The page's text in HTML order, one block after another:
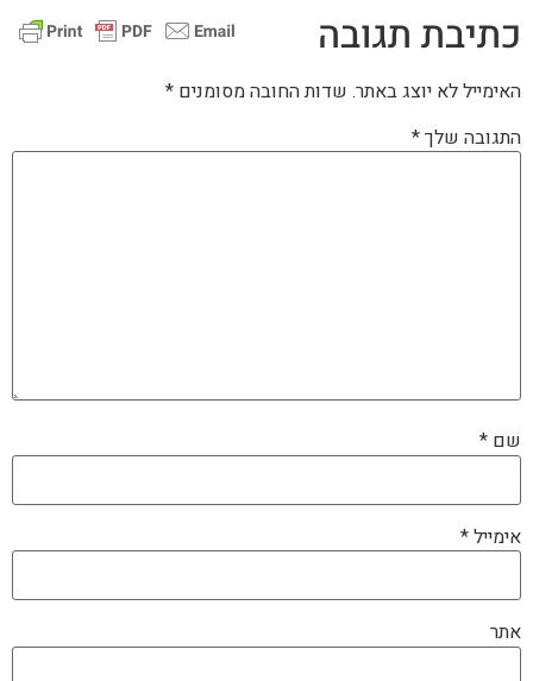
כתיבת תגובה
האימייל לא יוצג באתר. שדות החובה מסומנים *
התגובה שלך*
שם *
אימייל*
אתר